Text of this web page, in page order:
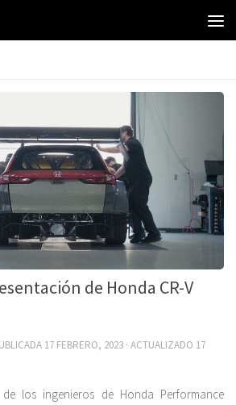
de Honda CR-V
17 FEBRERO, 2023 · ACTUALIZADO 17
los ingenieros de Honda Performance